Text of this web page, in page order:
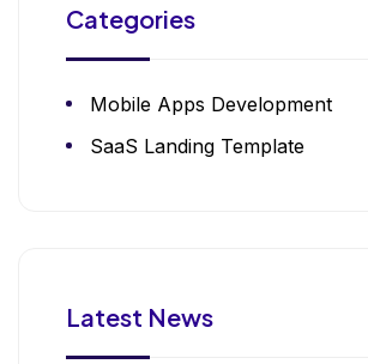
Categories
Mobile Apps Development
SaaS Landing Template
Latest News